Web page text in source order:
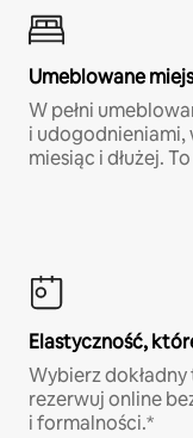
Umeblowane
W pełni
i udogodnieniami,
miesiąc i dłużej.
Elastyczność,
Wybierz
rezerwuj online
i formalności.*